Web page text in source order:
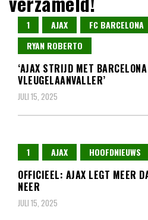
1 AJAX FC BARCELONA
RYAN ROBERTO
‘AJAX STRIJD MET
VLEUGELAANVALLER’
JULI 15, 2025
1 AJAX HOOFDNIEUWS
OFFICIEEL: AJAX LEGT MEER
NEER
JULI 15, 2025